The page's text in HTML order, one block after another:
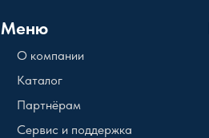
Меню
О компании
Каталог
Партнёрам
Сервис и поддержка